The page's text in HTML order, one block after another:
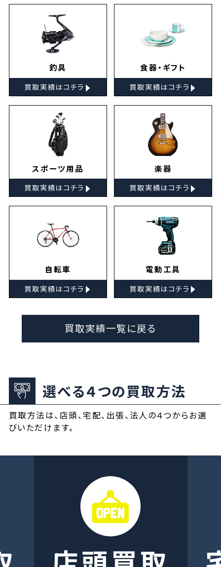
釣具
買取実績はコチラ ▸
食器・ギフト
買取実績はコチラ ▸
スポーツ用品
買取実績はコチラ ▸
楽器
買取実績はコチラ ▸
自転車
買取実績はコチラ ▸
電動工具
買取実績はコチラ ▸
買取実績一覧に戻る
選べる４つの買取方法
買取方法は、店頭、宅配、出張、法人の４つからお選
びいただけます。